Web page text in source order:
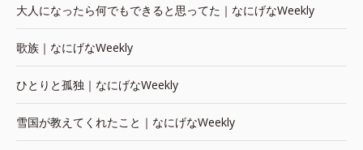
大人になったら何でもできると思ってた｜なにげなWeekly
歌族｜なにげなWeekly
ひとりと孤独｜なにげなWeekly
雪国が教えてくれたこと｜なにげなWeekly